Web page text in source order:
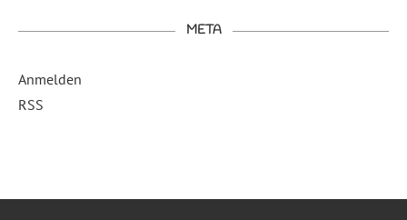
META
Anmelden
RSS